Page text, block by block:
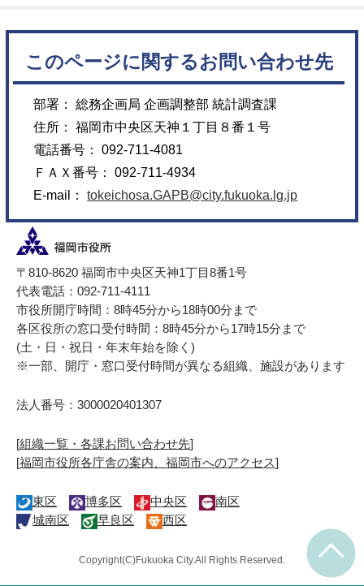
このページに関するお問い合わせ先
部署： 総務企画局 企画調整部 統計調査課
住所： 福岡市中央区天神１丁目８番１号
電話番号： 092-711-4081
ＦＡＸ番号： 092-711-4934
E-mail：tokeichosa.GAPB@city.fukuoka.lg.jp
〒810-8620 福岡市中央区天神1丁目8番1号
代表電話：092-711-4111
市役所開庁時間：8時45分から18時00分まで
各区役所の窓口受付時間：8時45分から17時15分まで
(土・日・祝日・年末年始を除く)
※一部、開庁・窓口受付時間が異なる組織、施設があります
法人番号：3000020401307
[組織一覧・各課お問い合わせ先]
[福岡市役所各庁舎の案内、福岡市へのアクセス]
東区 博多区 中央区
南区
城南区
早良区 西区
Copyright(C)Fukuoka City.All Rights Reserved.